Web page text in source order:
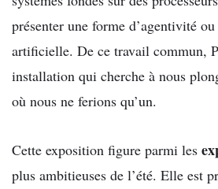
présenter une forme d’agentivité
artificielle. De ce travail commun,
installation qui cherche à nous
où nous ne ferions qu’un.
Cette exposition figure parmi les
plus ambitieuses de l’été. Elle est